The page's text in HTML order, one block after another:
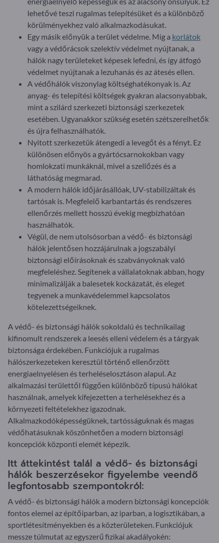
lehetővé teszi rugalmas telepítésüket és a különböző
körülményekhez való alkalmazkodásukat.
Egy másik előnyük a terület védelme. Míg a korlátok
vagy a védőrácsok szelektív védelmet nyújtanak, a
hálók nagy területeket képesek lefedni, és így átfogó
védelmet nyújtanak a lezuhanás és az átesés ellen.
A védőhálók viszonylag költséghatékonyak is. Az
anyag- és telepítési költségek gyakran alacsonyabbak,
mint a szilárd szerkezeti biztonsági szerkezetek
esetében. Ugyanakkor szükség esetén szétszerelhetők
és újra felhasználhatók.
Nyitott szerkezetük átengedi a levegőt és a fényt. Ez
különösen előnyös a gyártócsarnokokban vagy
homlokzati munkáknál, mivel a szellőzés és a
láthatóság megmarad.
A modern hálók időjárásállóak, UV-stabilizáltak és
tartósak is. Megfelelő karbantartás és rendszeres
ellenőrzés mellett hosszú évekig megbízhatóan
használhatók.
Végül, de nem utolsósorban a védő- és biztonsági
hálók jelentősen hozzájárulnak a jogszabályi
biztonsági előírásoknak és szabványoknak való
megfeleléshez. Segítenek a vállalatoknak abban, hogy
minimalizálják a balesetek kockázatát, és eleget
tegyenek a munkavédelemmel kapcsolatos
kötelezettségeiknek.
A védő- és biztonsági hálók sokoldalú és technikailag
kifinomult rendszerek a leesés elleni védelem és a tárgyak
biztonsága érdekében. Funkciójuk a rugalmas
hálószerkezeteken keresztül történő ellenőrzött
energiaelnyelésen és terheléselosztáson alapul. Az
alkalmazási területtől függően különböző típusú hálókat
használnak, amelyek kifejezetten a terhelésekhez és a
környezeti feltételekhez igazodnak.
Alkalmazkodóképességüknek, tartósságuknak és magas
védőhatásuknak köszönhetően a modern biztonsági
koncepciók központi elemét képezik.
Itt áttekintést talál a védő- és biztonsági
hálók beszerzésekor figyelembe veendő
legfontosabb szempontokról:
A védő- és biztonsági hálók a modern biztonsági koncepciók
fontos elemei az építőiparban, az iparban, a logisztikában, a
sportlétesítményekben és a közterületeken. Funkciójuk
messze túlmutat az egyszerű fizikai akadályokén: